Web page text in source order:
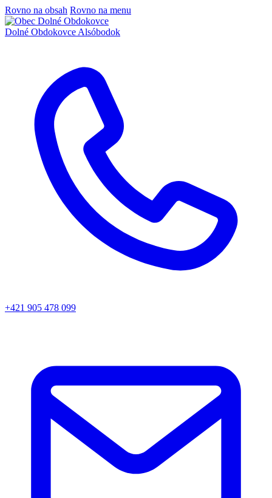
Rovno na obsah Rovno na menu
Dolné Obdokovce Alsóbodok
+421 905 478 099